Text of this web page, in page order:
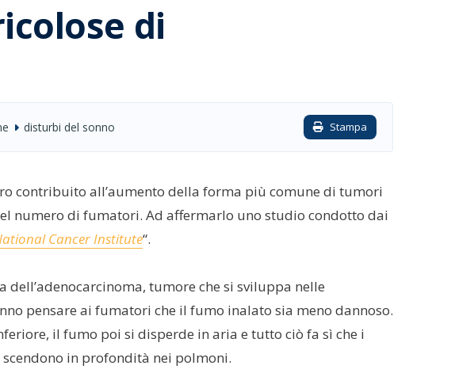
di
disturbi del sonno Stampa
contribuito all’aumento della forma più comune di tumori
numero di fumatori. Ad affermarlo uno studio condotto dai
Cancer Institute“.
dell’adenocarcinoma, tumore che si sviluppa nelle
pensare ai fumatori che il fumo inalato sia meno dannoso.
il fumo poi si disperde in aria e tutto ciò fa sì che i
in profondità nei polmoni.